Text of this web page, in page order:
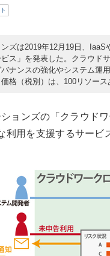
ズは2019年12月19日、
ス」を発表した。クラウド
ナンスの強化やシステム運
格（税別）は、100リソース
ョンズの「クラウド
利用を支援するサービ